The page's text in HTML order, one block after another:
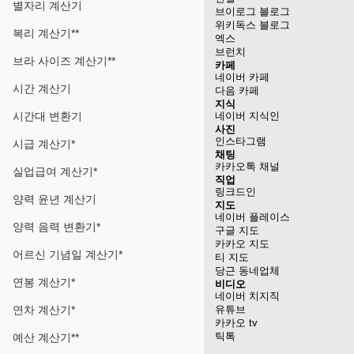
별자리 계산기
복리 계산기**
브라 사이즈 계산기**
시간 계산기
시간대 변환기
시급 계산기*
실업급여 계산기*
양력 윤년 계산기
양력 음력 변환기*
어르신 기념일 계산기*
연봉 계산기*
연차 계산기*
예산 계산기**
브이로그 블로그
위키독스 블로그
엑스
브런치
카페
네이버 카페
다음 카페
지식
네이버 지식인
사진
인스타그램
채팅
카카오톡 채널
직업
링크드인
지도
네이버 플레이스
구글 지도
카카오 지도
티 지도
당근 동네업체
비디오
네이버 치지직
유튜브
카카오 tv
틱톡